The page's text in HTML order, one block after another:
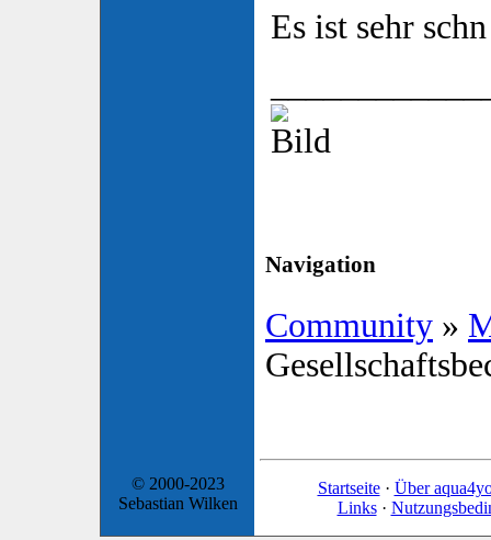
Es ist sehr
Navigation
Community »
© 2000-2023
Sebastian Wilken
Startseite· Über
Links·